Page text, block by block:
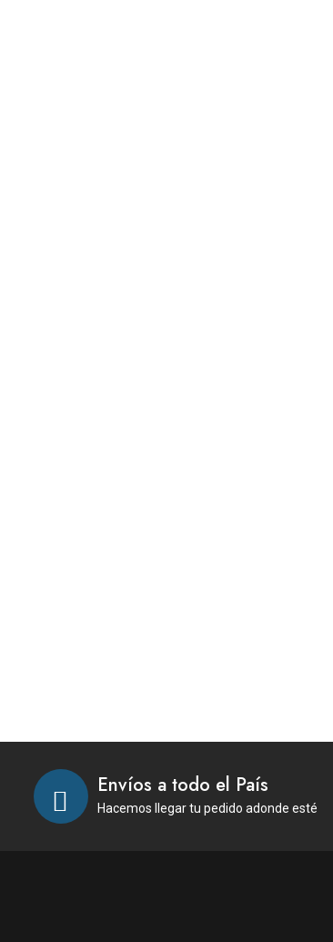
Envíos a todo el País
Hacemos llegar tu pedido adonde esté